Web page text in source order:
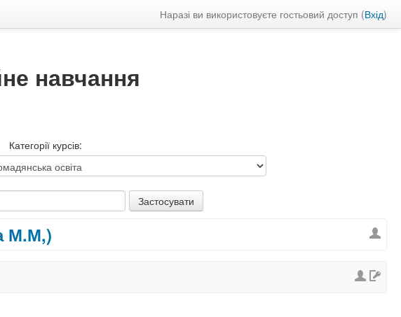
Наразі ви використовуєте гостьовий доступ (Вхід)
навчання
Категорії курсів:
М.М,)